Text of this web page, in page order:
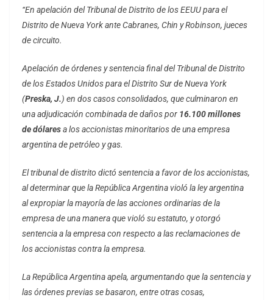
“En apelación del Tribunal de Distrito de los EEUU para el
Distrito de Nueva York ante Cabranes, Chin y Robinson, jueces
de circuito.
Apelación de órdenes y sentencia final del Tribunal de Distrito
de los Estados Unidos para el Distrito Sur de Nueva York
(Preska, J.) en dos casos consolidados, que culminaron en
una adjudicación combinada de daños por 16.100 millones
de dólaresa los accionistas minoritarios de una empresa
argentina de petróleo y gas.
El tribunal de distrito dictó sentencia a favor de los accionistas,
al determinar que la República Argentina violó la ley argentina
al expropiar la mayoría de las acciones ordinarias de la
empresa de una manera que violó su estatuto, y otorgó
sentencia a la empresa con respecto a las reclamaciones de
los accionistas contra la empresa.
La República Argentina apela, argumentando que la sentencia y
las órdenes previas se basaron, entre otras cosas,